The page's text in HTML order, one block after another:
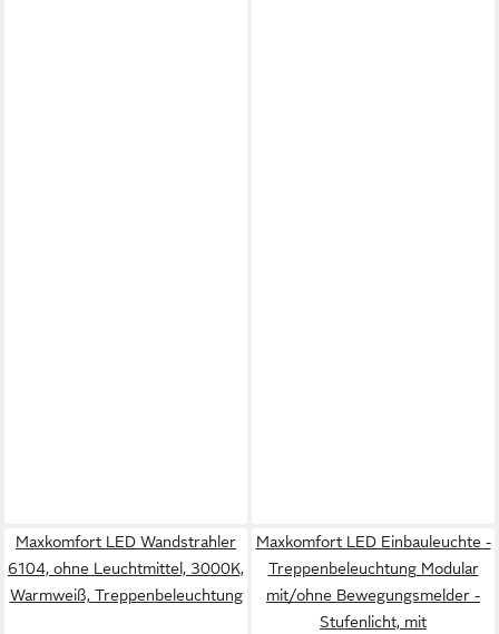
Maxkomfort LED Wandstrahler
6104, ohne Leuchtmittel, 3000K,
Warmweiß, Treppenbeleuchtung
Maxkomfort LED Einbauleuchte -
Treppenbeleuchtung Modular
mit/ohne Bewegungsmelder -
Stufenlicht, mit